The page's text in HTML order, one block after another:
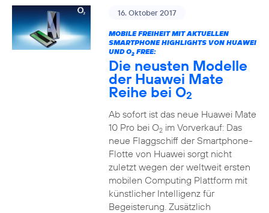
16. Oktober 2017
MOBILE FREIHEIT MIT AKTUELLEN
SMARTPHONE HIGHLIGHTS VON HUAWEI
UND O2FREE:
Die neusten Modelle
der Huawei Mate
Reihe bei O2
Ab sofort ist das neue Huawei Mate
10 Pro bei O2im Vorverkauf: Das
neue Flaggschiff der Smartphone-
Flotte von Huawei sorgt nicht
zuletzt wegen der weltweit ersten
mobilen Computing Plattform mit
künstlicher Intelligenz für
Begeisterung. Zusätzlich